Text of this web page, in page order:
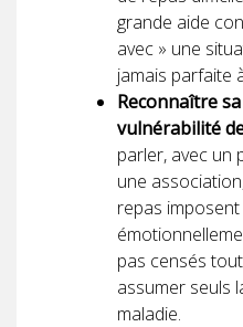
grande aide
avec » une
jamais parfaite
Reconnaître
vulnérabilité
parler, avec un
une
repas imposent
pas censés
assumer seuls
maladie.